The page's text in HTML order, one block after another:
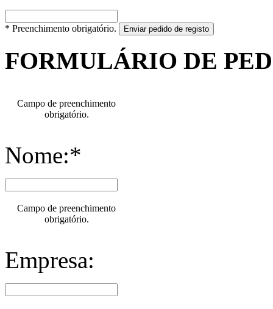
* Preenchimento obrigatório. Enviar pedido de registo
FORMULÁRIO DE
Campo de preenchimento
obrigatório.
Nome:*
Campo de preenchimento
obrigatório.
Empresa: